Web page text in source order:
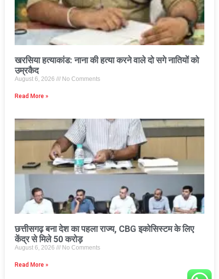
खरसिया हत्याकांड: नाना की हत्या करने वाले दो सगे नातियों को
उम्रकैद
August 6, 2026 No Comments
Read More »
छत्तीसगढ़ बना देश का पहला राज्य, CBG इकोसिस्टम के लिए
केंद्र से मिले 50 करोड़
August 6, 2026 No Comments
Read More »